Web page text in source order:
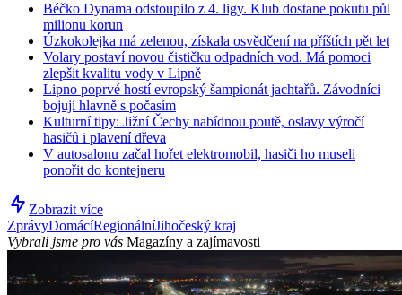
Béčko Dynama odstoupilo z 4. ligy. Klub dostane pokutu půl
milionu korun
Úzkokolejka má zelenou, získala osvědčení na příštích pět let
Volary postaví novou čističku odpadních vod. Má pomoci
zlepšit kvalitu vody v Lipně
Lipno poprvé hostí evropský šampionát jachtařů. Závodníci
bojují hlavně s počasím
Kulturní tipy: Jižní Čechy nabídnou poutě, oslavy výročí
hasičů i plavení dřeva
V autosalonu začal hořet elektromobil, hasiči ho museli
ponořit do kontejneru
Zobrazit více
ZprávyDomácíRegionálníJihočeský kraj
Vybrali jsme pro vás Magazíny a zajímavosti